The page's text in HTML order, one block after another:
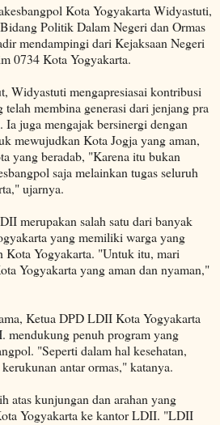
Kota Yogyakarta Widyastuti,
Politik Dalam Negeri dan Ormas
mendampingi dari Kejaksaan Negeri
0734 Kota Yogyakarta.
Widyastuti mengapresiasai kontribusi
membina generasi dari jenjang pra
Ia juga mengajak bersinergi dengan
mewujudkan Kota Jogja yang aman,
yang beradab, "Karena itu bukan
saja melainkan tugas seluruh
ujarnya.
merupakan salah satu dari banyak
yang memiliki warga yang
Kota Yogyakarta. "Untuk itu, mari
Yogyakarta yang aman dan nyaman,"
Ketua DPD LDII Kota Yogyakarta
mendukung penuh program yang
"Seperti dalam hal kesehatan,
antar ormas," katanya.
atas kunjungan dan arahan yang
Yogyakarta ke kantor LDII. "LDII